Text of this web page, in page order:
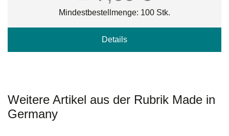
Mindestbestellmenge: 100 Stk.
Details
Weitere Artikel aus der Rubrik Made in
Germany